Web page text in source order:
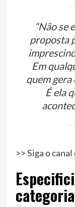
“Não se
proposta
Em
quem gera
É ela
>> Siga o canal
categoria